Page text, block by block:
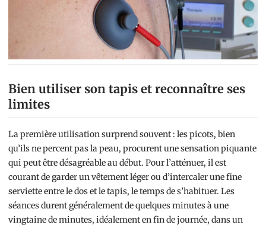
Bien utiliser son tapis et reconnaître ses
limites
La première utilisation surprend souvent : les picots, bien
qu’ils ne percent pas la peau, procurent une sensation piquante
qui peut être désagréable au début. Pour l’atténuer, il est
courant de garder un vêtement léger ou d’intercaler une fine
serviette entre le dos et le tapis, le temps de s’habituer. Les
séances durent généralement de quelques minutes à une
vingtaine de minutes, idéalement en fin de journée, dans un